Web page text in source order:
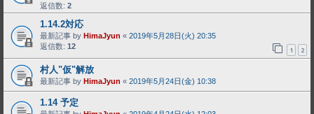
返信数: 2
1.14.2対応
最新記事 by HimaJyun « 2019年5月28日(火) 20:35
返信数: 12 1 2
村人"仮"解放
最新記事 by HimaJyun « 2019年5月24日(金) 10:38
1.14 予定